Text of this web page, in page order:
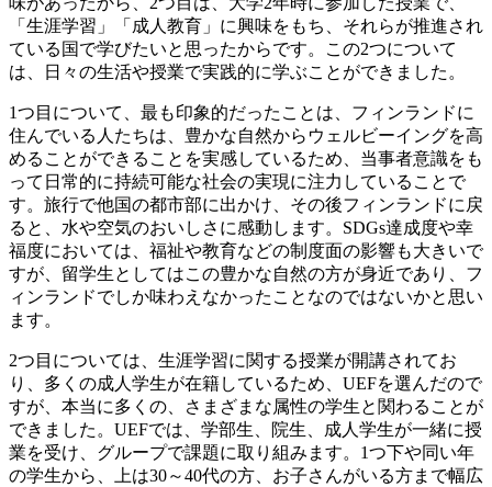
「生涯学習」「成人教育」に興味をもち、それらが推進され
ている国で学びたいと思ったからです。この2つについて
は、日々の生活や授業で実践的に学ぶことができました。
1つ目について、最も印象的だったことは、フィンランドに
住んでいる人たちは、豊かな自然からウェルビーイングを高
めることができることを実感しているため、当事者意識をも
って日常的に持続可能な社会の実現に注力していることで
す。旅行で他国の都市部に出かけ、その後フィンランドに戻
ると、水や空気のおいしさに感動します。SDGs達成度や幸
福度においては、福祉や教育などの制度面の影響も大きいで
すが、留学生としてはこの豊かな自然の方が身近であり、フ
ィンランドでしか味わえなかったことなのではないかと思い
ます。
2つ目については、生涯学習に関する授業が開講されてお
り、多くの成人学生が在籍しているため、UEFを選んだので
すが、本当に多くの、さまざまな属性の学生と関わることが
できました。UEFでは、学部生、院生、成人学生が一緒に授
業を受け、グループで課題に取り組みます。1つ下や同い年
の学生から、上は30～40代の方、お子さんがいる方まで幅広